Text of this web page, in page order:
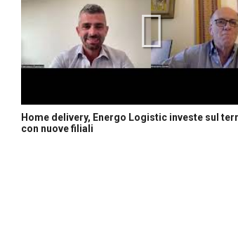
Home delivery, Energo Logistic investe sul
con nuove filiali